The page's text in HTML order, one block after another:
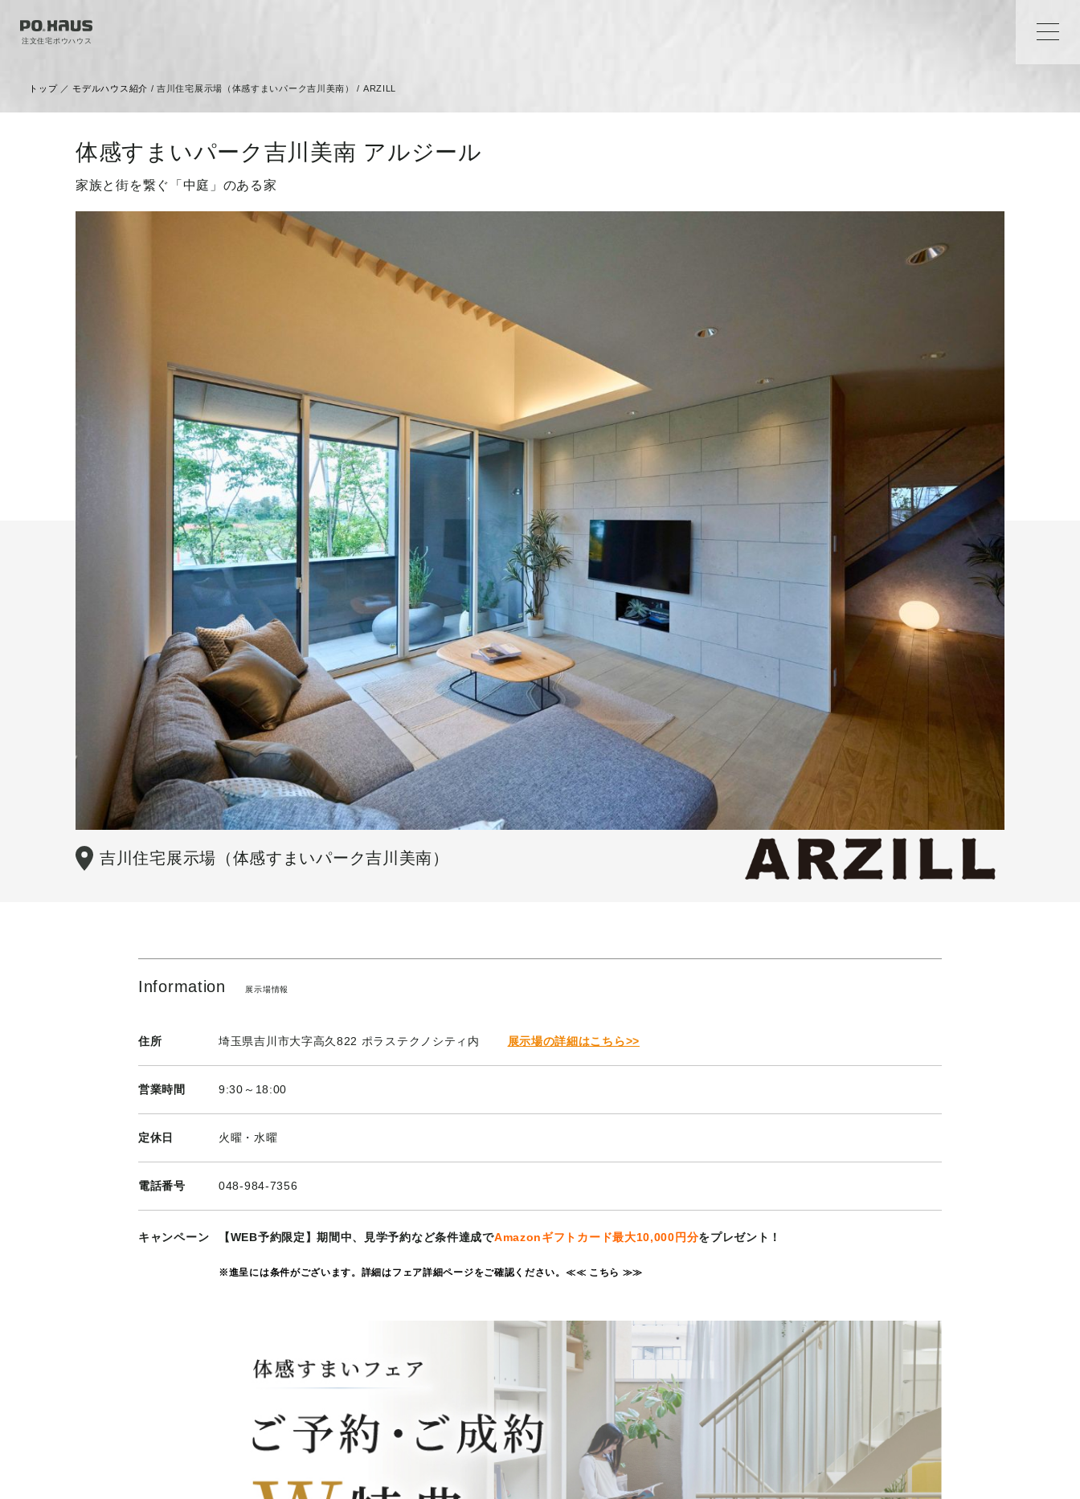
注文住宅ポウハウス
トップ／モデルハウス紹介 / 吉川住宅展示場（体感すまいパーク吉川美南） / ARZILL
体感すまいパーク吉川美南 アルジール
家族と街を繋ぐ「中庭」のある家
吉川住宅展示場（体感すまいパーク吉川美南）
Information 展示場情報
住所 埼玉県吉川市大字高久822 ポラステクノシティ内 展示場の詳細はこちら>>
営業時間 9:30～18:00
定休日 火曜・水曜
電話番号 048-984-7356
キャンペーン 【WEB予約限定】期間中、見学予約など条件達成でAmazonギフトカード最大10,000円分をプレゼント！
※進呈には条件がございます。詳細はフェア詳細ページをご確認ください。≪≪ こちら ≫≫